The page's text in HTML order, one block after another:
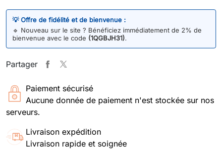
💡 Offre de fidélité et de bienvenue :
🔹 Nouveau sur le site ? Bénéficiez immédiatement de 2% de
bienvenue avec le code (1QGBJH31).
Partager
Paiement sécurisé
Aucune donnée de paiement n'est stockée sur nos
serveurs.
Livraison expédition
Livraison rapide et soignée